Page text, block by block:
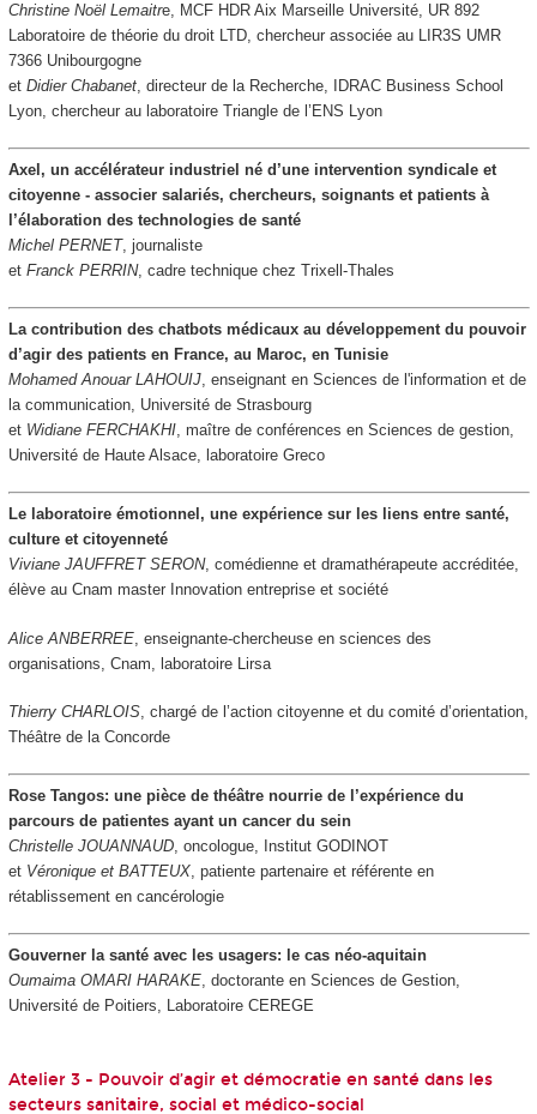
Christine Noël Lemaitre, MCF HDR Aix Marseille Université, UR 892
Laboratoire de théorie du droit LTD, chercheur associée au LIR3S UMR
7366 Unibourgogne
et Didier Chabanet, directeur de la Recherche, IDRAC Business School
Lyon, chercheur au laboratoire Triangle de l’ENS Lyon
Axel, un accélérateur industriel né d’une intervention syndicale et
citoyenne - associer salariés, chercheurs, soignants et patients à
l’élaboration des technologies de santé
Michel PERNET, journaliste
et Franck PERRIN, cadre technique chez Trixell-Thales
La contribution des chatbots médicaux au développement du pouvoir
d’agir des patients en France, au Maroc, en Tunisie
Mohamed Anouar LAHOUIJ, enseignant en Sciences de l'information et de
la communication, Université de Strasbourg
et Widiane FERCHAKHI, maître de conférences en Sciences de gestion,
Université de Haute Alsace, laboratoire Greco
Le laboratoire émotionnel, une expérience sur les liens entre santé,
culture et citoyenneté
Viviane JAUFFRET SERON, comédienne et dramathérapeute accréditée,
élève au Cnam master Innovation entreprise et société
Alice ANBERREE, enseignante-chercheuse en sciences des
organisations, Cnam, laboratoire Lirsa
Thierry CHARLOIS, chargé de l’action citoyenne et du comité d’orientation,
Théâtre de la Concorde
Rose Tangos: une pièce de théâtre nourrie de l’expérience du
parcours de patientes ayant un cancer du sein
Christelle JOUANNAUD, oncologue, Institut GODINOT
et Véronique et BATTEUX, patiente partenaire et référente en
rétablissement en cancérologie
Gouverner la santé avec les usagers: le cas néo-aquitain
Oumaima OMARI HARAKE, doctorante en Sciences de Gestion,
Université de Poitiers, Laboratoire CEREGE
Atelier 3 - Pouvoir d’agir et démocratie en santé dans les
secteurs sanitaire, social et médico-social